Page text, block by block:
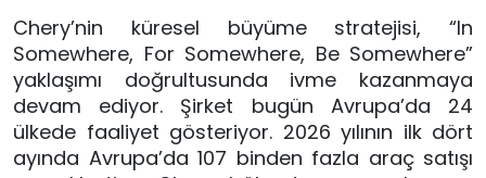
Chery’nin küresel büyüme stratejisi, “In
Somewhere, For Somewhere, Be Somewhere”
yaklaşımı doğrultusunda ivme kazanmaya
devam ediyor. Şirket bugün Avrupa’da 24
ülkede faaliyet gösteriyor. 2026 yılının ilk dört
ayında Avrupa’da 107 binden fazla araç satışı